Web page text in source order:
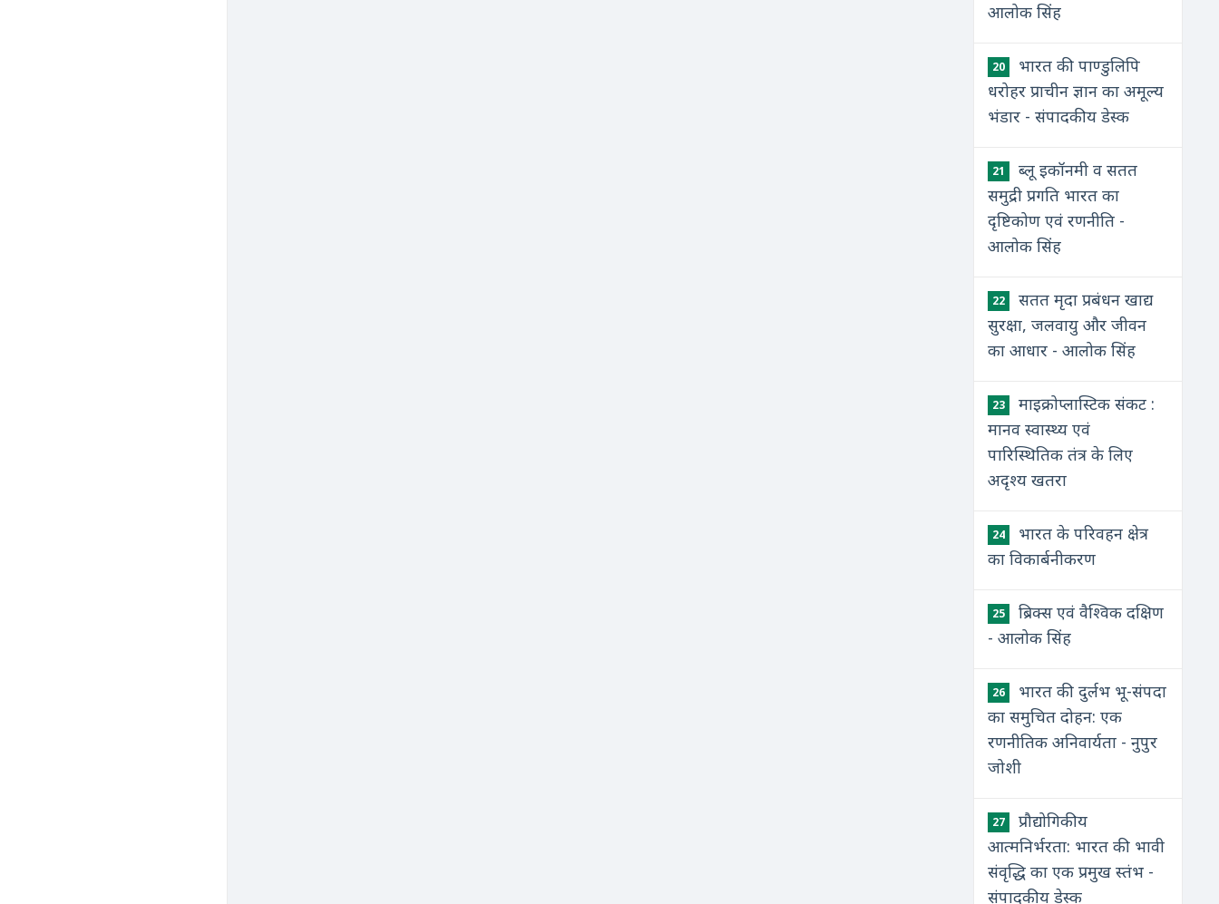
आलोक सिंह
20
भारत की पाण्डुलिपि
धरोहर प्राचीन ज्ञान का अमूल्य
भंडार - संपादकीय डेस्क
21
ब्लू इकॉनमी व सतत
समुद्री प्रगति भारत का
दृष्टिकोण एवं रणनीति -
आलोक सिंह
22
सतत मृदा प्रबंधन खाद्य
सुरक्षा, जलवायु और जीवन
का आधार - आलोक सिंह
23
माइक्रोप्लास्टिक संकट :
मानव स्वास्थ्य एवं
पारिस्थितिक तंत्र के लिए
अदृश्य खतरा
24
भारत के परिवहन क्षेत्र
का विकार्बनीकरण
25
ब्रिक्स एवं वैश्विक दक्षिण
- आलोक सिंह
26
भारत की दुर्लभ भू-संपदा
का समुचित दोहन: एक
रणनीतिक अनिवार्यता - नुपुर
जोशी
27
प्रौद्योगिकीय
आत्मनिर्भरता: भारत की भावी
संवृद्धि का एक प्रमुख स्तंभ -
संपादकीय डेस्क